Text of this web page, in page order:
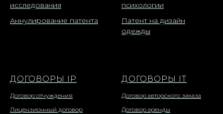
исследования
Аннулирование патента
психологии
Патент на дизайн
одежды
ДОГОВОРЫ IP
Договор отчуждения
Лицензионный договор
ДОГОВОРЫ IT
Договор авторского заказа
Договор аренды